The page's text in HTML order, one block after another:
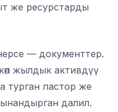
же ресурстарды
— документтер.
жылдык активдүү
турган пастор же
далил.